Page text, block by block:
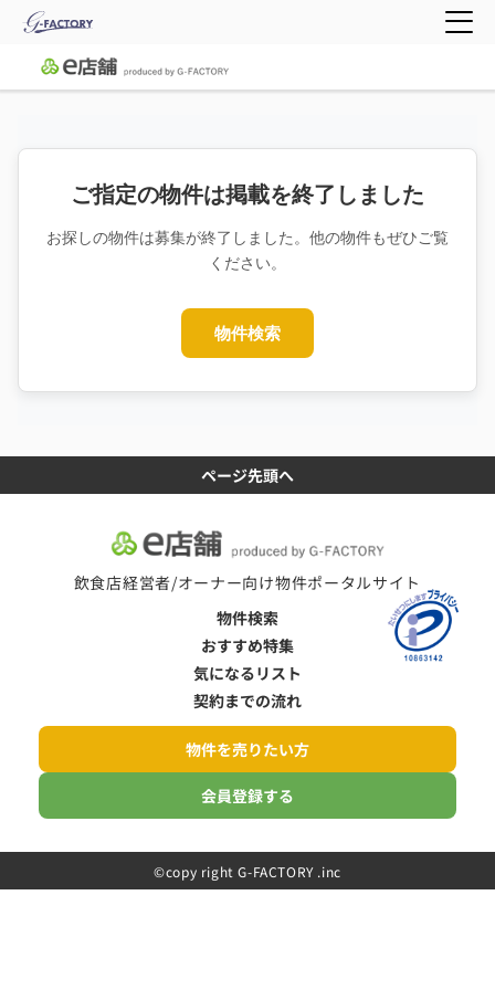
ご指定の物件は掲載を終了しました
お探しの物件は募集が終了しました。他の物件もぜひご覧
ください。
物件検索
ページ先頭へ
飲食店経営者/オーナー向け物件ポータルサイト
物件検索
おすすめ特集
気になるリスト
契約までの流れ
物件を売りたい方
会員登録する
©️copy right G-FACTORY .inc